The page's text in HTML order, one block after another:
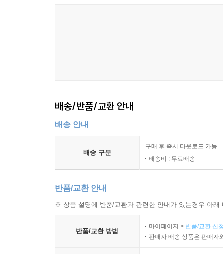
배송/반품/교환 안내
배송 안내
배송 구분
구매 후 즉시 다운로드 가능
배송비 : 무료배송
반품/교환 안내
※ 상품 설명에 반품/교환과 관련한 안내가 있는경우 아
반품/교환 방법
마이페이지 > 반품/교환 신
판매자 배송 상품은 판매자